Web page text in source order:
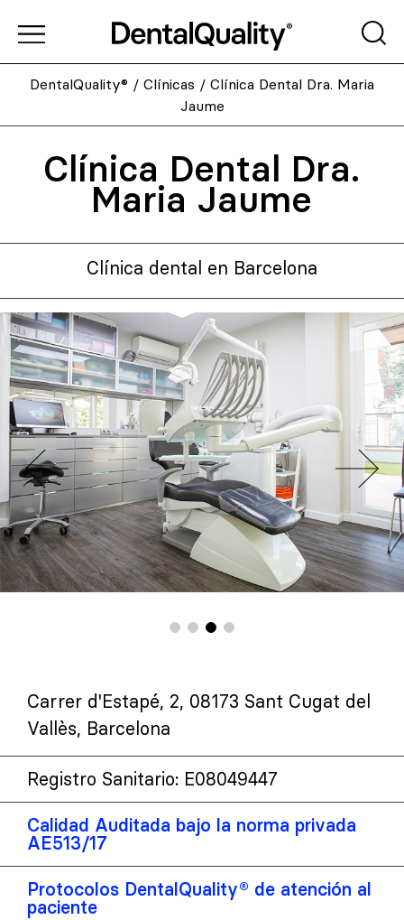
DentalQuality® / Clínicas / Clínica Dental Dra. Maria
Jaume
Clínica Dental Dra.
Maria Jaume
Clínica dental en Barcelona
Carrer d'Estapé, 2, 08173 Sant Cugat del
Vallès, Barcelona
Registro Sanitario: E08049447
Calidad Auditada bajo la norma privada
AE513/17
Protocolos DentalQuality® de atención al
paciente